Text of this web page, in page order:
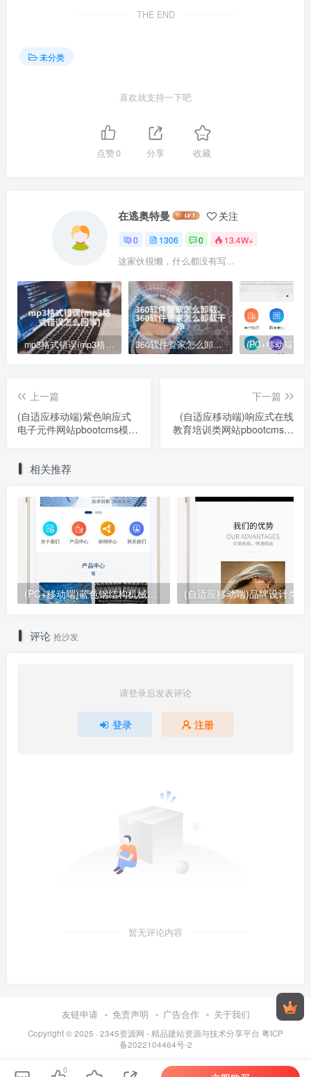
THE END
未分类
喜欢就支持一下吧
点赞0 分享 收藏
在逃奥特曼 关注
0 1306 0 13.4W+
这家伙很懒，什么都没有写...
mp3格式错误(mp3格式错误怎么回事) 360软件管家怎么卸载、360软件管家怎么卸载干净
上一篇
(自适应移动端)紫色响应式
电子元件网站pbootcms模板
下一篇
(自适应移动端)响应式在线
教育培训类网站pbootcms模
相关推荐
(PC+移动端)蓝色钢结构机械五金网站pbootcms模板 营销型工程建筑基建网站源码下载
评论 抢沙发
请登录后发表评论
登录 注册
暂无评论内容
友链申请 免责声明 广告合作 关于我们
Copyright © 2025 · 2345资源网 - 精品建站资源与技术分享平台 粤ICP
备2022104464号-2
0